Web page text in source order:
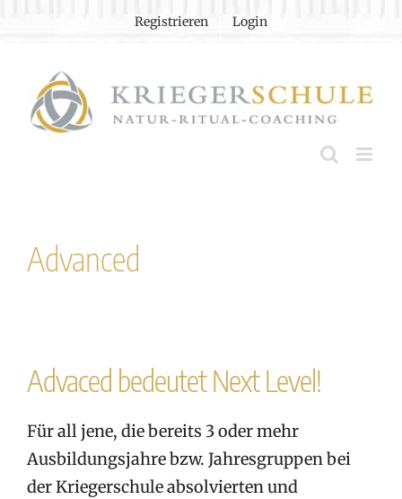
springen
Registrieren Login
Advanced
Advaced bedeutet Next Level!
Für all jene, die bereits 3 oder mehr
Ausbildungsjahre bzw. Jahresgruppen bei
der Kriegerschule absolvierten und